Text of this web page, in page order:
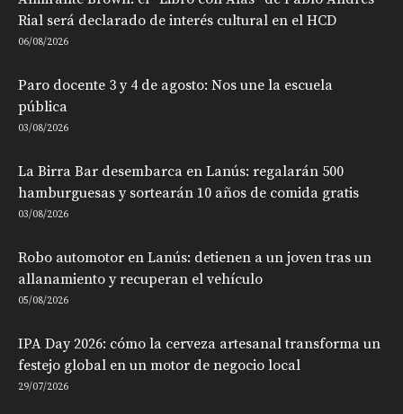
Rial será declarado de interés cultural en el HCD
06/08/2026
Paro docente 3 y 4 de agosto: Nos une la escuela
pública
03/08/2026
La Birra Bar desembarca en Lanús: regalarán 500
hamburguesas y sortearán 10 años de comida gratis
03/08/2026
Robo automotor en Lanús: detienen a un joven tras un
allanamiento y recuperan el vehículo
05/08/2026
IPA Day 2026: cómo la cerveza artesanal transforma un
festejo global en un motor de negocio local
29/07/2026